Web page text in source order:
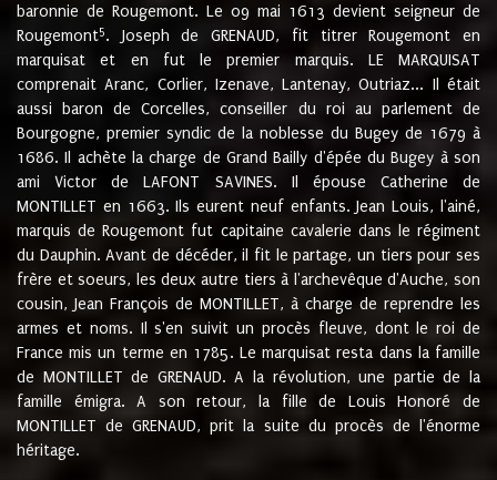
baronnie de Rougemont. Le 09 mai 1613 devient seigneur de
Rougemont5. Joseph de GRENAUD, fit titrer Rougemont en
marquisat et en fut le premier marquis. LE MARQUISAT
comprenait Aranc, Corlier, Izenave, Lantenay, Outriaz... Il était
aussi baron de Corcelles, conseiller du roi au parlement de
Bourgogne, premier syndic de la noblesse du Bugey de 1679 à
1686. Il achète la charge de Grand Bailly d'épée du Bugey à son
ami Victor de LAFONT SAVINES. Il épouse Catherine de
MONTILLET en 1663. Ils eurent neuf enfants. Jean Louis, l'ainé,
marquis de Rougemont fut capitaine cavalerie dans le régiment
du Dauphin. Avant de décéder, il fit le partage, un tiers pour ses
frère et soeurs, les deux autre tiers à l'archevêque d'Auche, son
cousin, Jean François de MONTILLET, à charge de reprendre les
armes et noms. Il s'en suivit un procès fleuve, dont le roi de
France mis un terme en 1785. Le marquisat resta dans la famille
de MONTILLET de GRENAUD. A la révolution, une partie de la
famille émigra. A son retour, la fille de Louis Honoré de
MONTILLET de GRENAUD, prit la suite du procès de l'énorme
héritage.